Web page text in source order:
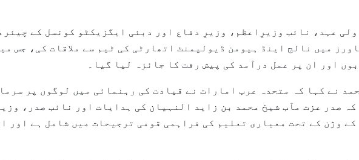
(وام) -- دبئی کے ولی عہد، نائب وزیرِاعظم، وزیرِ دفاع اور دبئی ایگزیکٹو کونسل کے
اور ان پر عمل درآمد کی پیش رفت کا جائزہ لیا گیا۔
نے کہا کہ متحدہ عرب امارات نے قیادت کی رہنمائی میں لوگوں پر
صدر عزت مآب شیخ محمد بن زاید النہیان کی ہدایات اور نائب صدر،
وژن کے تحت معیاری تعلیم کی فراہمی قومی ترجیحات میں شامل ہے اور